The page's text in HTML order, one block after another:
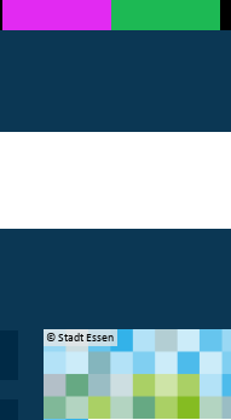
© Stadt Essen